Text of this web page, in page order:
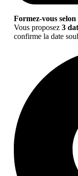
Formez-vous
Vous proposez 3
confirme la date